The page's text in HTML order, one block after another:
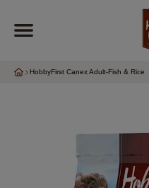
HobbyFirst Canex Adult-Fish & Rice